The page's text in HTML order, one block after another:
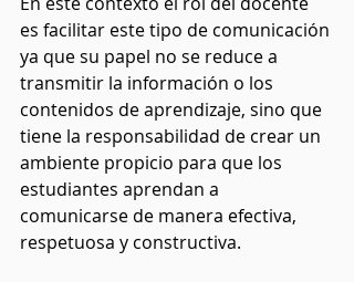
es facilitar este tipo de comunicación
ya que su papel no se reduce a
transmitir la información o los
contenidos de aprendizaje, sino que
tiene la responsabilidad de crear un
ambiente propicio para que los
estudiantes aprendan a
comunicarse de manera efectiva,
respetuosa y constructiva.